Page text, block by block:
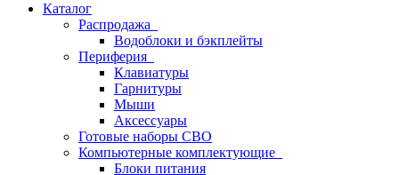
Каталог
Распродажа
Водоблоки и бэкплейты
Периферия
Клавиатуры
Гарнитуры
Мыши
Аксессуары
Готовые наборы СВО
Компьютерные комплектующие
Блоки питания